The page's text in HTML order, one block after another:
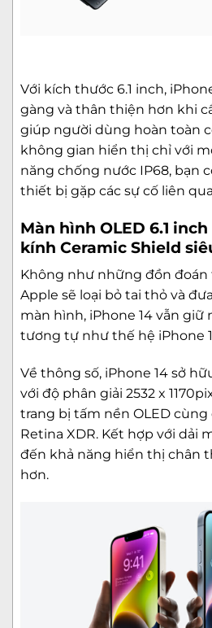
Với kích thước 6.1 inch,
gàng và thân thiện hơn khi
giúp người dùng hoàn toàn
không gian hiển thị chỉ với
năng chống nước IP68, bạn
thiết bị gặp các sự cố liên
Màn hình OLED 6.1
kính Ceramic Shield
Không như những đồn đoán
Apple sẽ loại bỏ tai thỏ và
màn hình, iPhone 14 vẫn
tương tự như thế hệ iPhone
Về thông số, iPhone 14 sở
với độ phân giải 2532 x
trang bị tấm nền OLED
Retina XDR. Kết hợp với dải
đến khả năng hiển thị chân
hơn.